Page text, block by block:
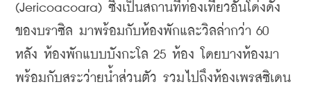
(Jericoacoara) ซึ่งเป็นสถานที่ท่องเที่ยวอันโด่งดัง
ของบราซิล มาพร้อมกับห้องพักและวิลล่ากว่า 60
หลัง ห้องพักแบบบังกะโล 25 ห้อง โดยบางห้องมา
พร้อมกับสระว่ายน้ำส่วนตัว รวมไปถึงห้องเพรสซิเดน